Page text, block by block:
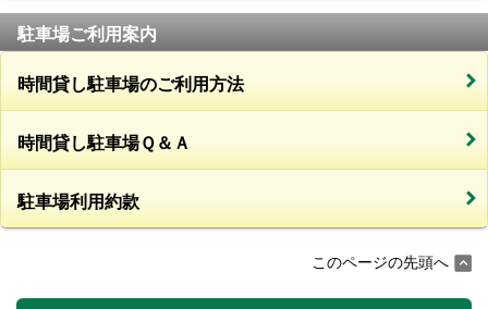
駐車場ご利用案内
時間貸し駐車場のご利用方法
時間貸し駐車場Ｑ＆Ａ
駐車場利用約款
このページの先頭へ